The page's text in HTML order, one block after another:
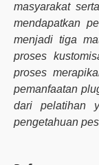
masyarakat
mendapatkan
menjadi tiga
proses
proses
pemanfaatan
dari pelatihan
pengetahuan